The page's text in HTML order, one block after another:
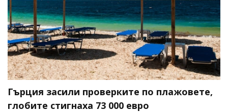
Гърция засили проверките по плажовете,
глобите стигнаха 73 000 евро